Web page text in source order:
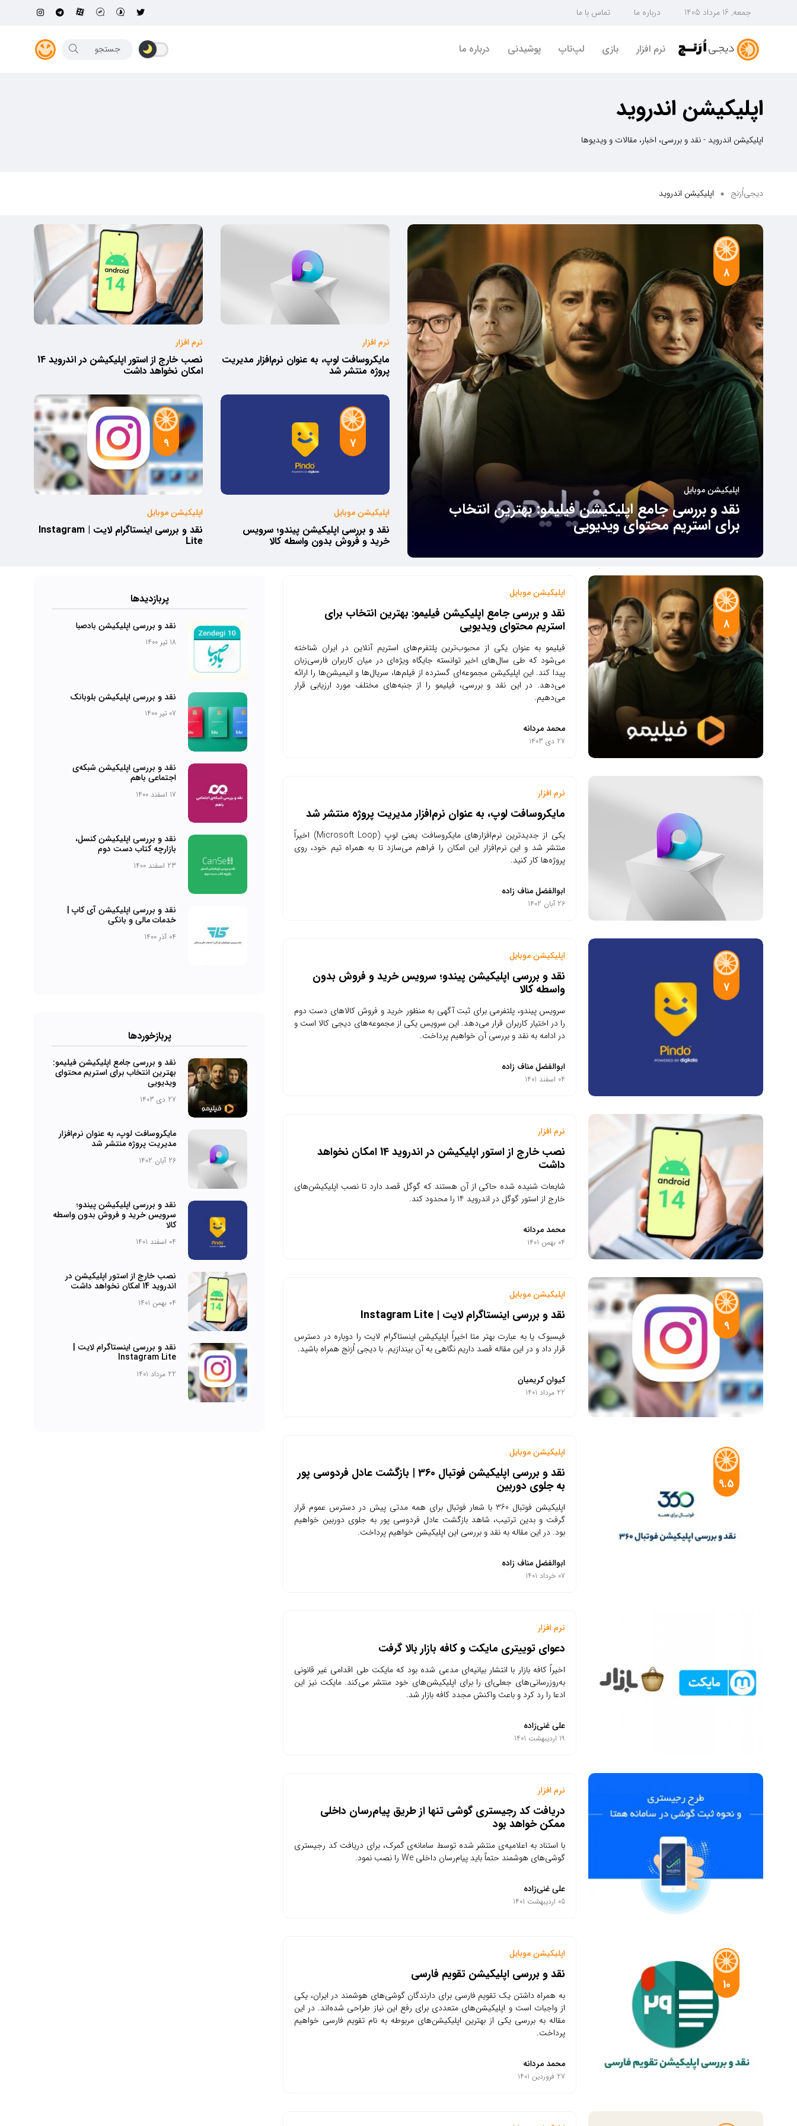
جمعه, 16 مرداد 1405 درباره ما تماس با ما
نرم افزار بازی لپ‌تاپ پوشیدنی درباره ما
اپلیکیشن اندروید
اپلیکیشن اندروید - نقد و بررسی، اخبار، مقالات و ویدیوها
دیجی‌اُرَنج اپلیکیشن اندروید
8
اپلیکیشن موبایل
نقد و بررسی جامع اپلیکیشن فیلیمو: بهترین انتخاب
برای استریم محتوای ویدیویی
نرم افزار
مایکروسافت لوپ، به عنوان نرم‌افزار مدیریت
پروژه منتشر شد
7
اپلیکیشن موبایل
نقد و بررسی اپلیکیشن پیندو؛ سرویس
خرید و فروش بدون واسطه کالا
نرم افزار
نصب خارج از استور اپلیکیشن در اندروید 14
امکان نخواهد داشت
9
اپلیکیشن موبایل
نقد و بررسی اینستاگرام لایت | Instagram
Lite
8
اپلیکیشن موبایل
نقد و بررسی جامع اپلیکیشن فیلیمو: بهترین انتخاب برای
استریم محتوای ویدیویی
فیلیمو به عنوان یکی از محبوب‌ترین پلتفرم‌های استریم آنلاین در ایران شناخته
می‌شود که طی سال‌های اخیر توانسته جایگاه ویژه‌ای در میان کاربران فارسی‌زبان
پیدا کند. این اپلیکیشن مجموعه‌ای گسترده از فیلم‌ها، سریال‌ها و انیمیشن‌ها را ارائه
می‌دهد. در این نقد و بررسی، فیلیمو را از جنبه‌های مختلف مورد ارزیابی قرار
می‌دهیم.
محمد مردانه
27 دی 1403
نرم افزار
مایکروسافت لوپ، به عنوان نرم‌افزار مدیریت پروژه منتشر شد
یکی از جدیدترین نرم‌افزارهای مایکروسافت یعنی لوپ (Microsoft Loop) اخیراً
منتشر شد و این نرم‌افزار این امکان را فراهم می‌سازد تا به همراه تیم خود، روی
پروژه‌ها کار کنید.
ابوالفضل مناف زاده
26 آبان 1402
7
اپلیکیشن موبایل
نقد و بررسی اپلیکیشن پیندو؛ سرویس خرید و فروش بدون
واسطه کالا
سرویس پیندو، پلتفرمی برای ثبت آگهی به منظور خرید و فروش کالاهای دست دوم
را در اختیار کاربران قرار می‌دهد. این سرویس یکی از مجموعه‌های دیجی کالا است و
در ادامه به نقد و بررسی آن خواهیم پرداخت.
ابوالفضل مناف زاده
04 اسفند 1401
نرم افزار
نصب خارج از استور اپلیکیشن در اندروید 14 امکان نخواهد
داشت
شایعات شنیده شده حاکی از آن هستند که گوگل قصد دارد تا نصب اپلیکیشن‌های
خارج از استور گوگل در اندروید 14 را محدود کند.
محمد مردانه
04 بهمن 1401
9
اپلیکیشن موبایل
نقد و بررسی اینستاگرام لایت | Instagram Lite
فیسبوک یا به عبارت بهتر متا اخیراً اپلیکیشن اینستاگرام لایت را دوباره در دسترس
قرار داد و در این مقاله قصد داریم نگاهی به آن بیندازیم. با دیجی اُرَنج همراه باشید.
کیوان کریمیان
22 مرداد 1401
9.5
اپلیکیشن موبایل
نقد و بررسی اپلیکیشن فوتبال 360 | بازگشت عادل فردوسی پور
به جلوی دوربین
اپلیکیشن فوتبال 360 با شعار فوتبال برای همه مدتی پیش در دسترس عموم قرار
گرفت و بدین ترتیب، شاهد بازگشت عادل فردوسی پور به جلوی دوربین خواهیم
بود. در این مقاله به نقد و بررسی این اپلیکیشن خواهیم پرداخت.
ابوالفضل مناف زاده
07 خرداد 1401
نرم افزار
دعوای توییتری مایکت و کافه بازار بالا گرفت
اخیراً کافه بازار با انتشار بیانیه‌ای مدعی شده بود که مایکت طی اقدامی غیر قانونی
به‌روزرسانی‌های جعلی‌ای را برای اپلیکیشن‌های خود منتشر می‌کند. مایکت نیز این
ادعا را رد کرد و باعث واکنش مجدد کافه بازار شد.
علی غنی‌زاده
19 اردیبهشت 1401
نرم افزار
دریافت کد رجیستری گوشی تنها از طریق پیام‌رسان داخلی
ممکن خواهد بود
با استناد به اعلامیه‌ی منتشر شده توسط سامانه‌ی گمرک، برای دریافت کد رجیستری
گوشی‌های هوشمند حتماً باید پیام‌رسان داخلی We را نصب نمود.
علی غنی‌زاده
05 اردیبهشت 1401
10
اپلیکیشن موبایل
نقد و بررسی اپلیکیشن تقویم فارسی
به همراه داشتن یک تقویم فارسی برای دارندگان گوشی‌های هوشمند در ایران، یکی
از واجبات است و اپلیکیشن‌های متعددی برای رفع این نیاز طراحی شده‌اند. در این
مقاله به بررسی یکی از بهترین اپلیکیشن‌های مربوطه به نام تقویم فارسی خواهیم
پرداخت.
محمد مردانه
27 فروردین 1401
پرباز‌دیدها
نقد و بررسی اپلیکیشن بادصبا
18 تیر 1400
نقد و بررسی اپلیکیشن بلوبانک
07 تیر 1400
نقد و بررسی اپلیکیشن شبکه‌ی
اجتماعی باهم
17 اسفند 1400
نقد و بررسی اپلیکیشن کنسل،
بازارچه کتاب دست دوم
23 اسفند 1400
نقد و بررسی اپلیکیشن آی کاپ |
خدمات مالی و بانکی
04 آذر 1400
پربازخورد‌ها
نقد و بررسی جامع اپلیکیشن فیلیمو:
بهترین انتخاب برای استریم محتوای
ویدیویی
27 دی 1403
مایکروسافت لوپ، به عنوان نرم‌افزار
مدیریت پروژه منتشر شد
26 آبان 1402
نقد و بررسی اپلیکیشن پیندو؛
سرویس خرید و فروش بدون واسطه
کالا
04 اسفند 1401
نصب خارج از استور اپلیکیشن در
اندروید 14 امکان نخواهد داشت
04 بهمن 1401
نقد و بررسی اینستاگرام لایت |
Instagram Lite
22 مرداد 1401